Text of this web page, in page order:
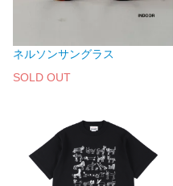
ネルソンサングラス
SOLD OUT